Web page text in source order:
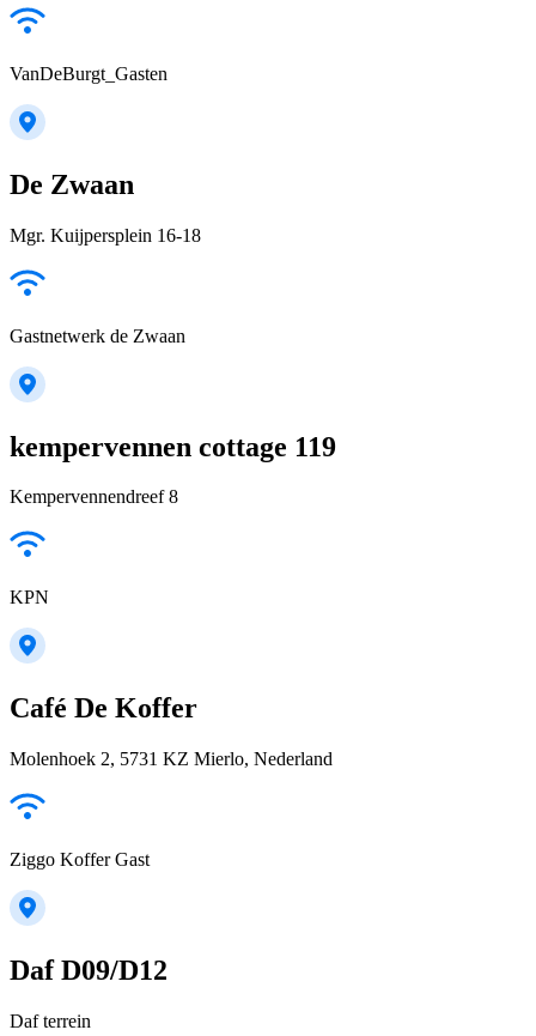
VanDeBurgt_Gasten
De Zwaan
Mgr. Kuijpersplein 16-18
Gastnetwerk de Zwaan
kempervennen cottage 119
Kempervennendreef 8
KPN
Café De Koffer
Molenhoek 2, 5731 KZ Mierlo, Nederland
Ziggo Koffer Gast
Daf D09/D12
Daf terrein